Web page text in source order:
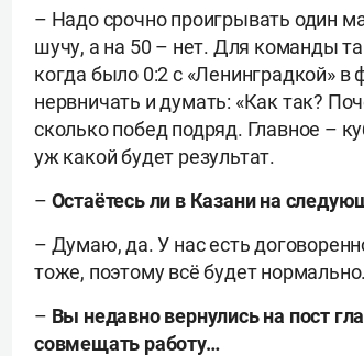
– Надо срочно проигрывать один
шучу, а на 50 – нет. Для команды
когда было 0:2 с «Ленинградкой»
нервничать и думать: «Как так?
сколько побед подряд. Главное –
уж какой будет результат.
– Остаётесь ли в Казани на
– Думаю, да. У нас есть
тоже, поэтому всё будет
– Вы недавно вернулись на пост
совмещать работу…